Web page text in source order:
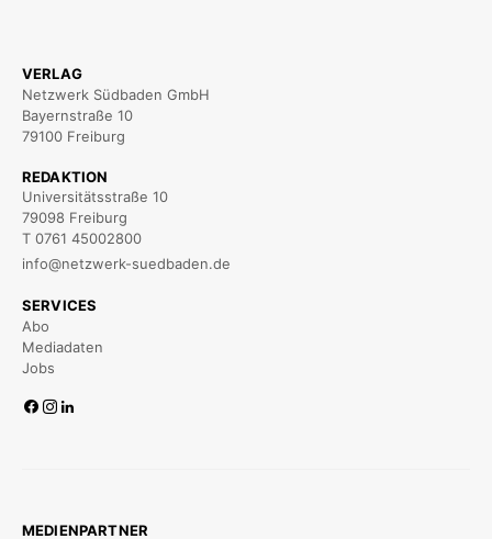
VERLAG
Netzwerk Südbaden GmbH
Bayernstraße 10
79100 Freiburg
REDAKTION
Universitätsstraße 10
79098 Freiburg
T 0761 45002800
info@netzwerk-suedbaden.de
SERVICES
Abo
Mediadaten
Jobs
MEDIENPARTNER